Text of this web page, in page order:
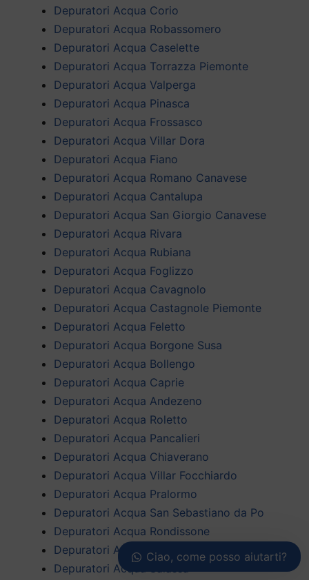
Depuratori Acqua Corio
Depuratori Acqua Robassomero
Depuratori Acqua Caselette
Depuratori Acqua Torrazza Piemonte
Depuratori Acqua Valperga
Depuratori Acqua Pinasca
Depuratori Acqua Frossasco
Depuratori Acqua Villar Dora
Depuratori Acqua Fiano
Depuratori Acqua Romano Canavese
Depuratori Acqua Cantalupa
Depuratori Acqua San Giorgio Canavese
Depuratori Acqua Rivara
Depuratori Acqua Rubiana
Depuratori Acqua Foglizzo
Depuratori Acqua Cavagnolo
Depuratori Acqua Castagnole Piemonte
Depuratori Acqua Feletto
Depuratori Acqua Borgone Susa
Depuratori Acqua Bollengo
Depuratori Acqua Caprie
Depuratori Acqua Andezeno
Depuratori Acqua Roletto
Depuratori Acqua Pancalieri
Depuratori Acqua Chiaverano
Depuratori Acqua Villar Focchiardo
Depuratori Acqua Pralormo
Depuratori Acqua San Sebastiano da Po
Depuratori Acqua Rondissone
Depuratori Acqua Casalborgone
Depuratori Acqua Salassa
Ciao, come posso aiutarti?